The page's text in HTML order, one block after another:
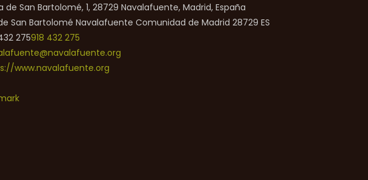
de San Bartolomé, 1, 28729 Navalafuente, Madrid, España
San Bartolomé Navalafuente Comunidad de Madrid 28729 ES
275918 432 275
www.navalafuente.org